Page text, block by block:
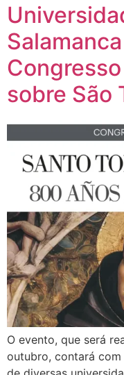
sobre São
O evento, que será
outubro, contará